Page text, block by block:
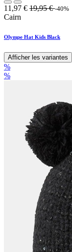
11,97 € 19,95€ -40%
Cairn
Olympe Hat Kids Black
Afficher les variantes
%
%